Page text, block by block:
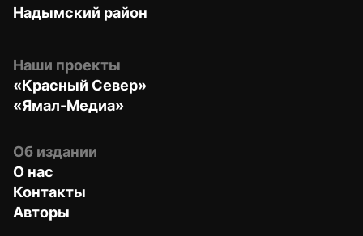
Надымский район
Наши проекты
«Красный Север»
«Ямал-Медиа»
Об издании
О нас
Контакты
Авторы